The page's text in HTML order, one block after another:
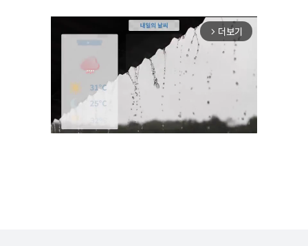
arrow_forward_ios 더보기